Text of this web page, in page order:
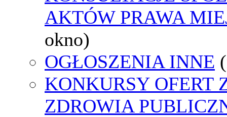
AKTÓW PRAWA
okno)
OGŁOSZENIA INNE
KONKURSY OFERT
ZDROWIA